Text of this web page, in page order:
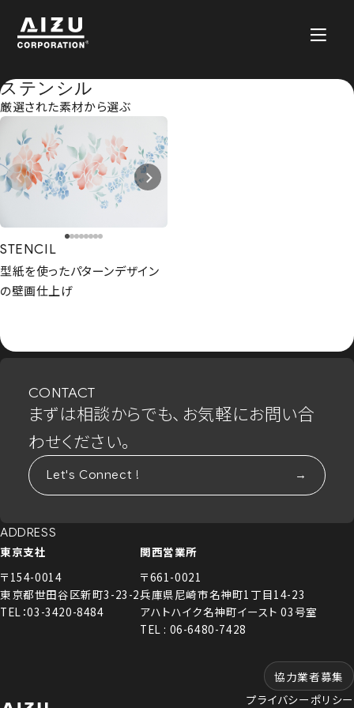
ステンシル
厳選された素材から選ぶ
STENCIL
型紙を使ったパターンデザイン
の壁画仕上げ
CONTACT
まずは相談からでも、お気軽にお問い合
わせください。
Let's Connect !
ADDRESS
東京支社
〒154-0014
東京都世田谷区新町3-23-2
TEL：03-3420-8484
関西営業所
〒661-0021
兵庫県尼崎市名神町1丁目14-23
アハトハイク名神町イースト 03号室
TEL : 06-6480-7428
協力業者募集
プライバシーポリシー